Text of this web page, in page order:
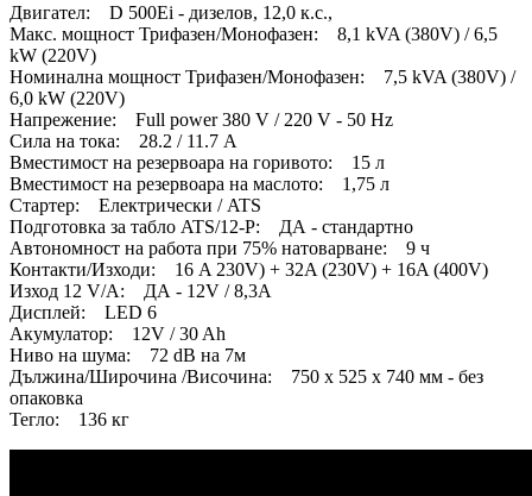
Двигател: D 500Ei - дизелов, 12,0 к.с.,
Макс. мощност Трифазен/Монофазен: 8,1 kVA (380V) / 6,5
kW (220V)
Номинална мощност Трифазен/Монофазен: 7,5 kVA (380V) /
6,0 kW (220V)
Напрежение: Full power 380 V / 220 V - 50 Hz
Сила на тока: 28.2 / 11.7 A
Вместимост на резервоара на горивото: 15 л
Вместимост на резервоара на маслото: 1,75 л
Стартер: Електрически / ATS
Подготовка за табло ATS/12-P: ДА - стандартно
Автономност на работа при 75% натоварване: 9 ч
Контакти/Изходи: 16 A 230V) + 32A (230V) + 16A (400V)
Изход 12 V/A: ДА - 12V / 8,3A
Дисплей: LED 6
Акумулатор: 12V / 30 Ah
Ниво на шума: 72 dB на 7м
Дължина/Широчина /Височина: 750 x 525 x 740 мм - без
опаковка
Тегло: 136 кг